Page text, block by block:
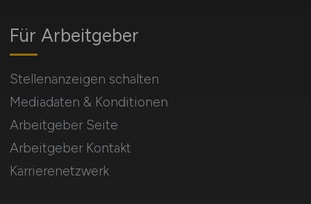
Für Arbeitgeber
Stellenanzeigen schalten
Mediadaten & Konditionen
Arbeitgeber Seite
Arbeitgeber Kontakt
Karrierenetzwerk